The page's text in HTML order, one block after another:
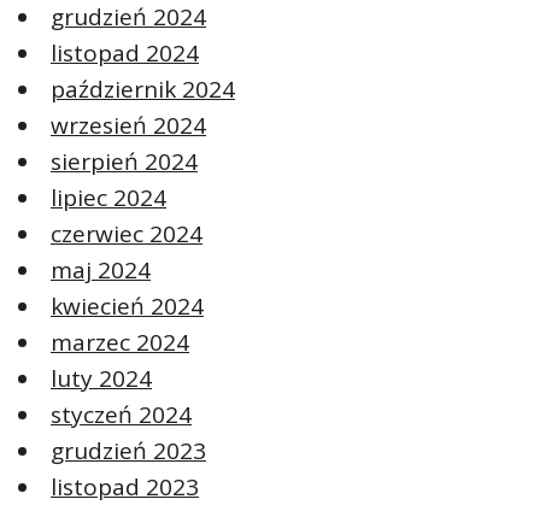
grudzień 2024
listopad 2024
październik 2024
wrzesień 2024
sierpień 2024
lipiec 2024
czerwiec 2024
maj 2024
kwiecień 2024
marzec 2024
luty 2024
styczeń 2024
grudzień 2023
listopad 2023